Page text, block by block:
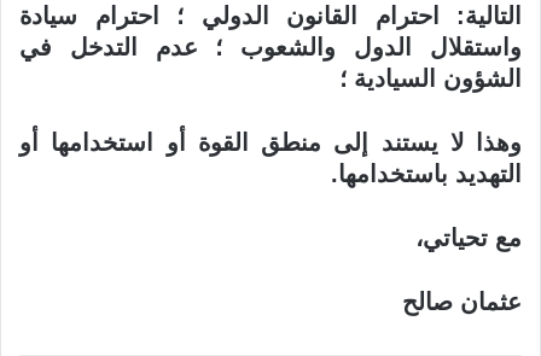
التالية: احترام القانون
الدولي ؛ احترام سيادة
واستقلال الدول والشعوب ؛ عدم التدخل في
الشؤون السيادية ؛
وهذا لا يستند إلى منطق القوة أو استخدامها أو
التهديد باستخدامها.
مع تحياتي،
عثمان صالح